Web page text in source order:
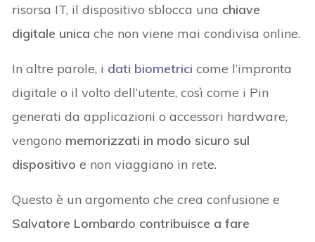
risorsa IT, il dispositivo sblocca una chiave
digitale unica che non viene mai condivisa online.
In altre parole, i dati biometrici come l’impronta
digitale o il volto dell’utente, così come i Pin
generati da applicazioni o accessori hardware,
vengono memorizzati in modo sicuro sul
dispositivoe non viaggiano in rete.
Questo è un argomento che crea confusione e
Salvatore Lombardo contribuisce a fare